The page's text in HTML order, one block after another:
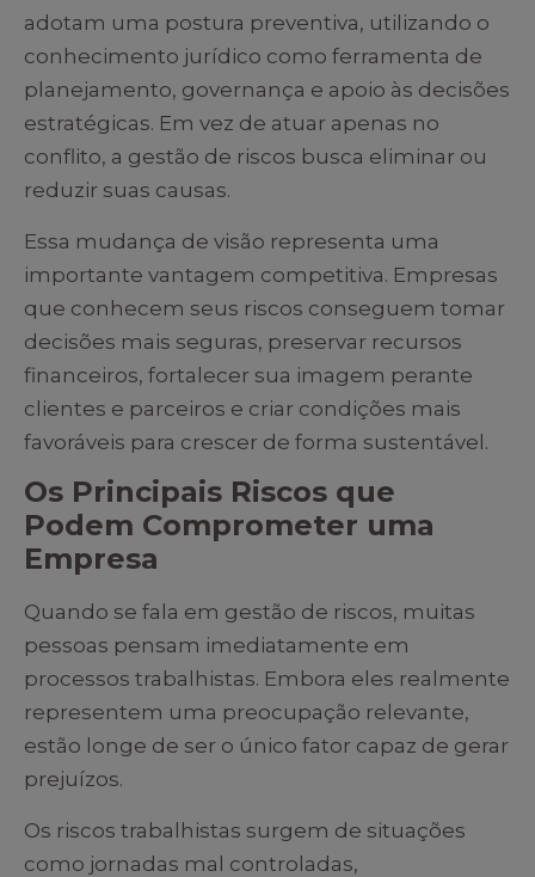
adotam uma postura preventiva, utilizando o
conhecimento jurídico como ferramenta de
planejamento, governança e apoio às decisões
estratégicas. Em vez de atuar apenas no
conflito, a gestão de riscos busca eliminar ou
reduzir suas causas.
Essa mudança de visão representa uma
importante vantagem competitiva. Empresas
que conhecem seus riscos conseguem tomar
decisões mais seguras, preservar recursos
financeiros, fortalecer sua imagem perante
clientes e parceiros e criar condições mais
favoráveis para crescer de forma sustentável.
Os Principais Riscos que
Podem Comprometer uma
Empresa
Quando se fala em gestão de riscos, muitas
pessoas pensam imediatamente em
processos trabalhistas. Embora eles realmente
representem uma preocupação relevante,
estão longe de ser o único fator capaz de gerar
prejuízos.
Os riscos trabalhistas surgem de situações
como jornadas mal controladas,